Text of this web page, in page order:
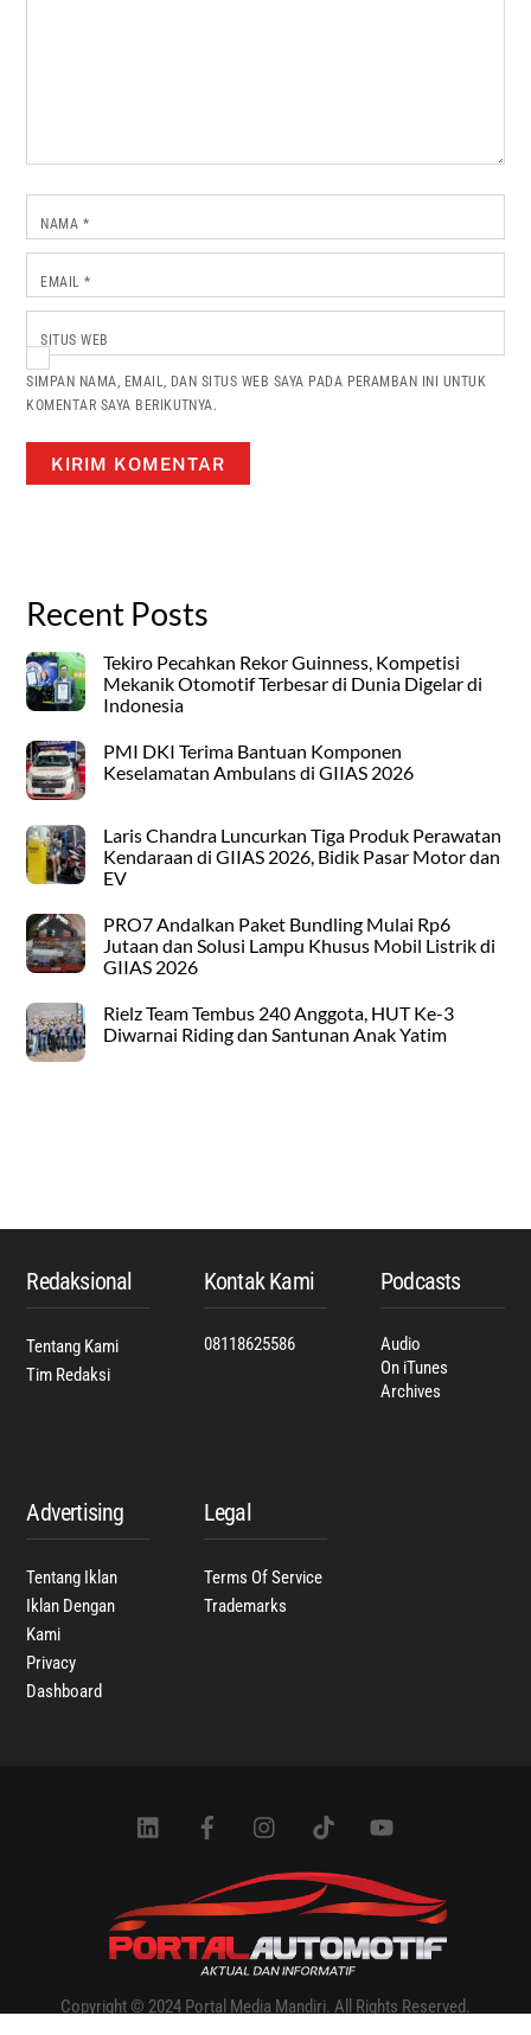
NAMA *
EMAIL*
SITUS WEB
SIMPAN NAMA, EMAIL, DAN SITUS WEB SAYA PADA PERAMBAN INI UNTUK
KOMENTAR SAYA BERIKUTNYA.
Recent Posts
Tekiro Pecahkan Rekor Guinness, Kompetisi
Mekanik Otomotif Terbesar di Dunia Digelar di
Indonesia
PMI DKI Terima Bantuan Komponen
Keselamatan Ambulans di GIIAS 2026
Laris Chandra Luncurkan Tiga Produk Perawatan
Kendaraan di GIIAS 2026, Bidik Pasar Motor dan
EV
PRO7 Andalkan Paket Bundling Mulai Rp6
Jutaan dan Solusi Lampu Khusus Mobil Listrik di
GIIAS 2026
Rielz Team Tembus 240 Anggota, HUT Ke-3
Diwarnai Riding dan Santunan Anak Yatim
Redaksional
Tentang Kami
Tim Redaksi
Kontak Kami
08118625586
Podcasts
Audio
On iTunes
Archives
Advertising
Tentang Iklan
Iklan Dengan
Kami
Privacy
Dashboard
Legal
Terms Of Service
Trademarks
Icon
Icon
Icon
Icon
Icon
Copyright © 2024 Portal Media Mandiri. All Rights Reserved.